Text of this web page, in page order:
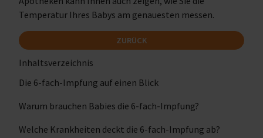
ZURÜCK
Inhaltsverzeichnis
Die 6-fach-Impfung auf einen Blick
Warum brauchen Babies die 6-fach-Impfung?
Welche Krankheiten deckt die 6-fach-Impfung ab?
Temperatur Ihres Babys am genauesten messen.